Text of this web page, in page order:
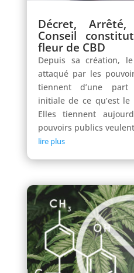
Décret, Arrêté,
Conseil
fleur de CBD
Depuis sa création,
attaqué par les
tiennent d’une part
initiale de ce qu’est
Elles tiennent
pouvoirs publics
lire plus